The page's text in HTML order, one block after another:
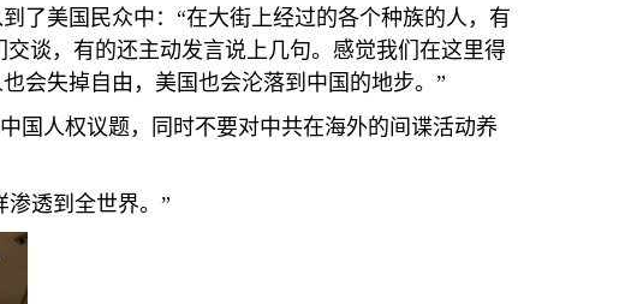
了美国民众中：“在大街上经过的各个种族的人，有
谈，有的还主动发言说上几句。感觉我们在这里得
会失掉自由，美国也会沦落到中国的地步。”
国人权议题，同时不要对中共在海外的间谍活动养
透到全世界。”